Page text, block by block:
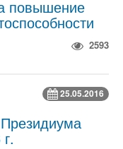
повышение
2593
25.05.2016